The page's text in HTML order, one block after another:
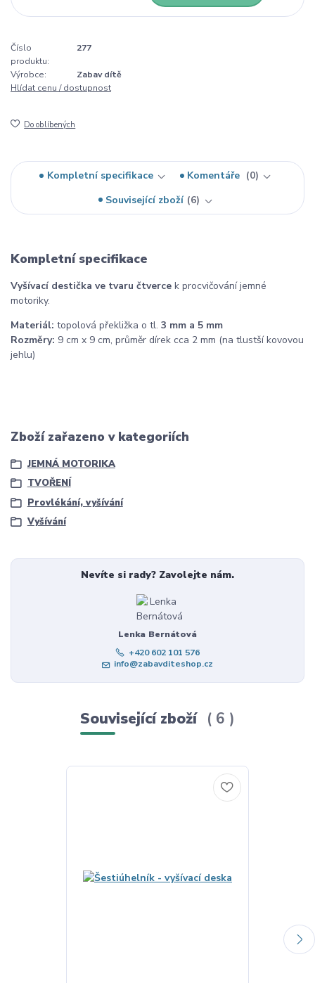
Číslo
produktu:
277
Výrobce:
Zabav dítě
Hlídat cenu / dostupnost
Do oblíbených
Kompletní specifikace Komentáře
0
Související zboží 6
Kompletní specifikace
Vyšívací destička ve tvaru čtverce k procvičování jemné
motoriky.
Materiál: topolová překližka o tl. 3 mm a 5 mm
Rozměry: 9 cm x 9 cm, průměr dírek cca 2 mm (na tlustší kovovou
jehlu)
Zboží zařazeno v kategoriích
JEMNÁ MOTORIKA
TVOŘENÍ
Provlékání, vyšívání
Vyšívání
Nevíte si rady? Zavolejte nám.
Lenka Bernátová
+420 602 101 576
info@zabavditeshop.cz
Související zboží 6